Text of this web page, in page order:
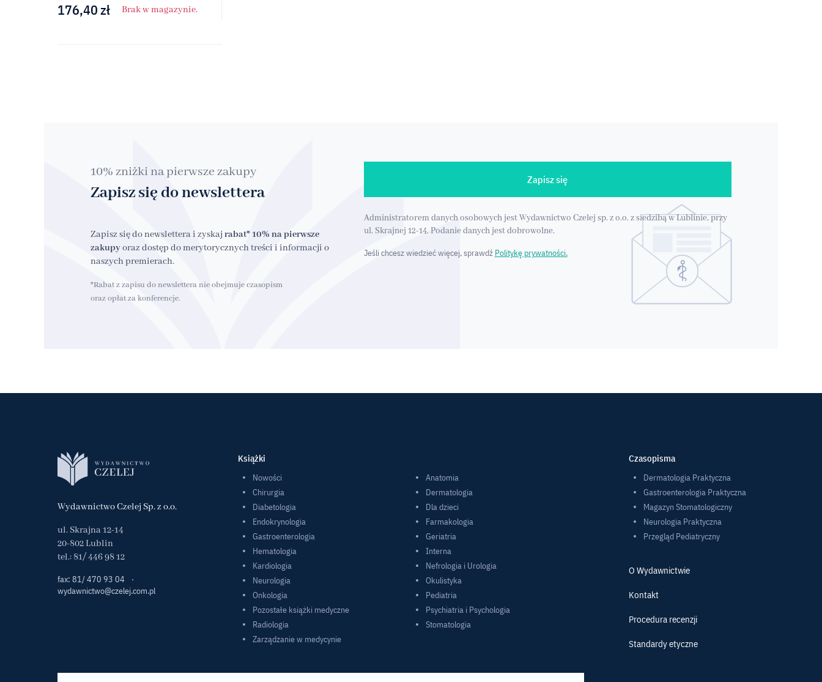
176,40zł Brak w magazynie.
10% zniżki na pierwsze zakupy
Zapisz się do newslettera
Zapisz się do newslettera i zyskaj rabat* 10% na pierwsze
zakupyoraz dostęp do merytorycznych treści i informacji o
naszych premierach.
*Rabat z zapisu do newslettera nie obejmuje czasopism
oraz opłat za konferencje.
Zapisz się
Administratorem danych osobowych jest Wydawnictwo Czelej sp. z o.o. z siedzibą w Lublinie, przy
ul. Skrajnej 12-14. Podanie danych jest dobrowolne.
Jeśli chcesz wiedzieć więcej, sprawdź Politykę prywatności.
Wydawnictwo Czelej Sp. z o.o.
ul. Skrajna 12-14
20-802 Lublin
tel.: 81/ 446 98 12
fax: 81/ 470 93 04
·
wydawnictwo@czelej.com.pl
Książki
Nowości
Anatomia
Chirurgia
Dermatologia
Diabetologia
Dla dzieci
Endokrynologia
Farmakologia
Gastroenterologia
Geriatria
Hematologia
Interna
Kardiologia
Nefrologia i Urologia
Neurologia
Okulistyka
Onkologia
Pediatria
Pozostałe książki medyczne
Psychiatria i Psychologia
Radiologia
Stomatologia
Zarządzanie w medycynie
Czasopisma
Dermatologia Praktyczna
Gastroenterologia Praktyczna
Magazyn Stomatologiczny
Neurologia Praktyczna
Przegląd Pediatryczny
O Wydawnictwie
Kontakt
Procedura recenzji
Standardy etyczne